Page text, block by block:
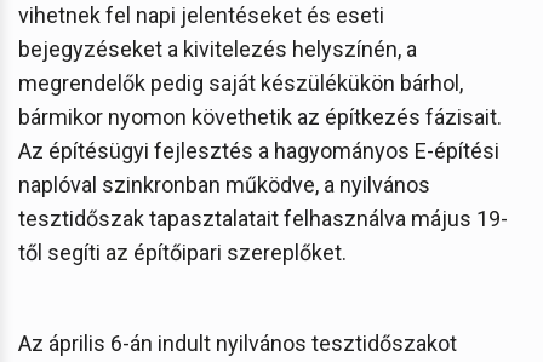
vihetnek fel napi jelentéseket és eseti
bejegyzéseket a kivitelezés helyszínén, a
megrendelők pedig saját készülékükön bárhol,
bármikor nyomon követhetik az építkezés fázisait.
Az építésügyi fejlesztés a hagyományos E-építési
naplóval szinkronban működve, a nyilvános
tesztidőszak tapasztalatait felhasználva május 19-
től segíti az építőipari szereplőket.
Az április 6-án indult nyilvános tesztidőszakot